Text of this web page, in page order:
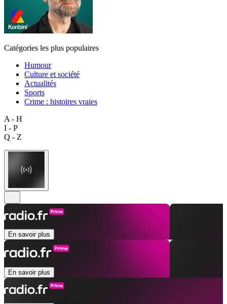
Catégories les plus populaires
Humour
Culture et société
Actualités
Sports
Crime : histoires vraies
A - H
I - P
Q - Z
En savoir plus
En savoir plus